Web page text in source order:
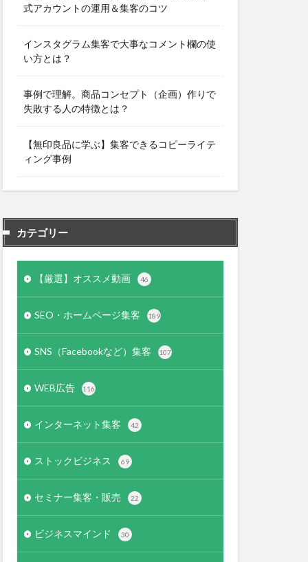
式アカウントの運用＆集客のコツ
インスタグラム集客で大事なコメント欄の使
い方とは？
事例で理解。商品コンセプト（企画）作りで
失敗する人の特徴とは？
【無印良品に学ぶ】集客できるコピーライテ
ィング事例
カテゴリー
【厳選】オススメ動画 46
SEO・ホームページ集客 189
SNS（Facebookなど）集客 107
WEB広告 116
インターネット集客 42
ストックビジネス 69
セミナー集客・販売 22
ビジネスマインド 30